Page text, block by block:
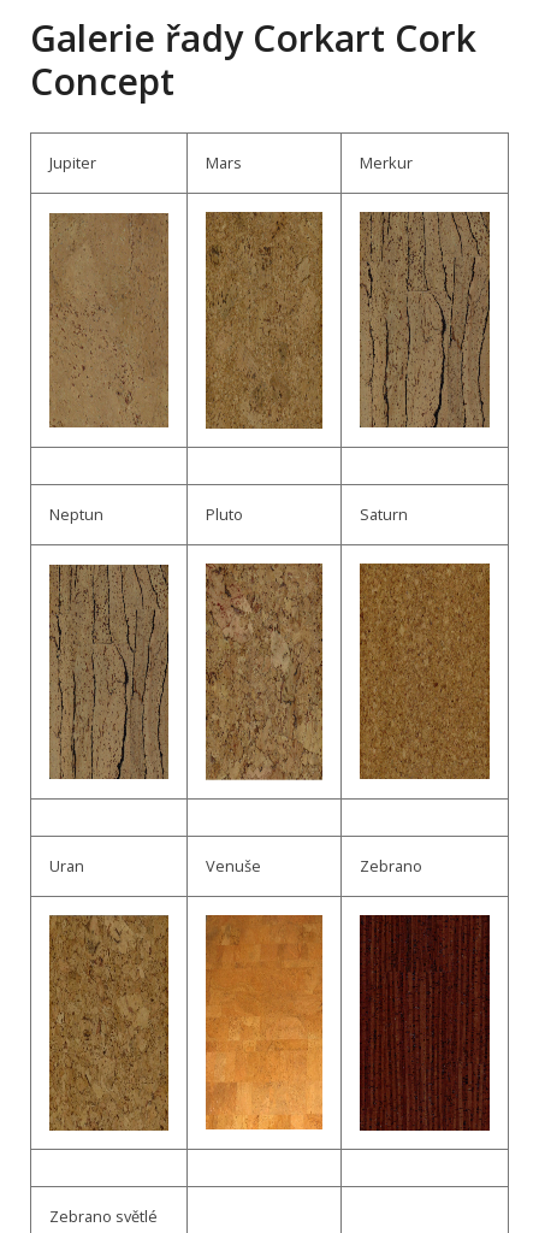
Galerie řady Corkart Cork
Concept
Jupiter Mars Merkur
Neptun Pluto Saturn
Uran Venuše Zebrano
Zebrano světlé